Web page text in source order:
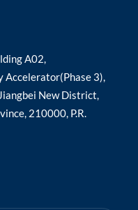
A02,
Accelerator(Phase 3),
New District,
210000, P.R.